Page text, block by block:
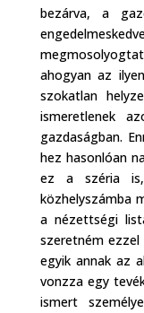
bezárva, a
ahogyan az
szokatlan
ismeretlenek
gazdaságban.
hez hasonlóan
ez a széria is,
közhelyszámba
a nézettségi
szeretném ezzel
egyik annak az
vonzza egy
ismert